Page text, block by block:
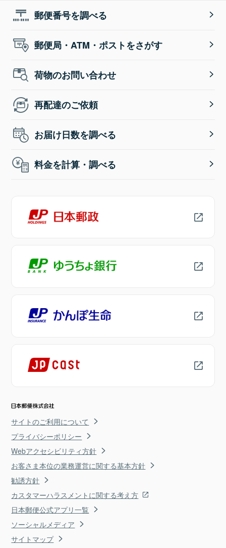
郵便番号を調べる
郵便局・ATM・ポストをさがす
荷物のお問い合わせ
再配達のご依頼
お届け日数を調べる
料金を計算・調べる
サイトのご利用について
プライバシーポリシー
Webアクセシビリティ方針
お客さま本位の業務運営に関する基本方針
勧誘方針
カスタマーハラスメントに関する考え方
日本郵便公式アプリ一覧
ソーシャルメディア
サイトマップ